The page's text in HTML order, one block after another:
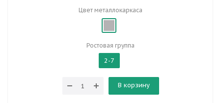
Цвет металлокаркаса
Ростовая группа
2-7
В корзину